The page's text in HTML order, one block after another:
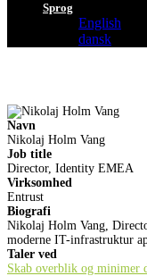
Sprog
English
dansk
Navn
Nikolaj Holm Vang
Job title
Director, Identity EMEA
Virksomhed
Entrust
Biografi
Nikolaj Holm Vang,
moderne IT-infrastruktur
Taler ved
Skab overblik og minimer